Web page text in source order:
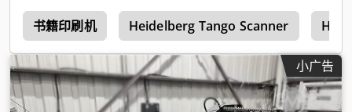
书籍印刷机 Heidelberg Tango Scanner
小广告